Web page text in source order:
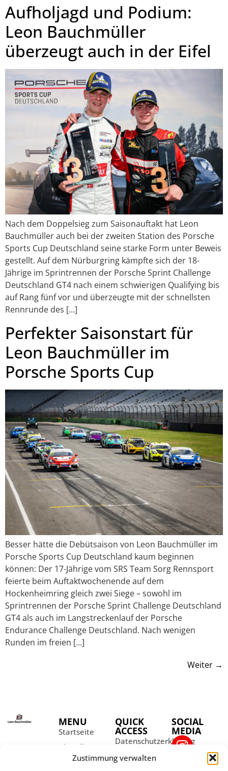
Zustimmung verwalten
Aufholjagd und Podium:
Leon Bauchmüller
überzeugt auch in der Eifel
Nach dem Doppelsieg zum Saisonauftakt hat Leon
Bauchmüller auch bei der zweiten Station des Porsche
Sports Cup Deutschland seine starke Form unter Beweis
gestellt. Auf dem Nürburgring kämpfte sich der 18-
Jährige im Sprintrennen der Porsche Sprint Challenge
Deutschland GT4 nach einem schwierigen Qualifying bis
auf Rang fünf vor und überzeugte mit der schnellsten
Rennrunde des […]
Perfekter Saisonstart für
Leon Bauchmüller im
Porsche Sports Cup
Besser hätte die Debütsaison von Leon Bauchmüller im
Porsche Sports Cup Deutschland kaum beginnen
können: Der 17-Jährige vom SRS Team Sorg Rennsport
feierte beim Auftaktwochenende auf dem
Hockenheimring gleich zwei Siege – sowohl im
Sprintrennen der Porsche Sprint Challenge Deutschland
GT4 als auch im Langstreckenlauf der Porsche
Endurance Challenge Deutschland. Nach wenigen
Runden im freien […]
Weiter →
MENU
Startseite
Aktuelles
Über Leon
QUICK
ACCESS
Datenschutzerklärung
Impressum
SOCIAL
MEDIA